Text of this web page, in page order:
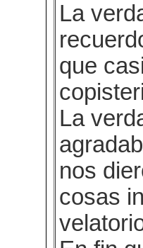
La
que
La
nos
cosas